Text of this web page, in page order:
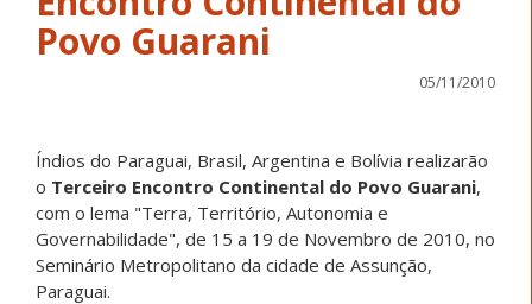
Povo Guarani
05/11/2010
Índios do Paraguai, Brasil, Argentina e Bolívia realizarão
o Terceiro Encontro Continental do Povo Guarani,
com o lema "Terra, Território, Autonomia e
Governabilidade", de 15 a 19 de Novembro de 2010, no
Seminário Metropolitano da cidade de Assunção,
Paraguai.